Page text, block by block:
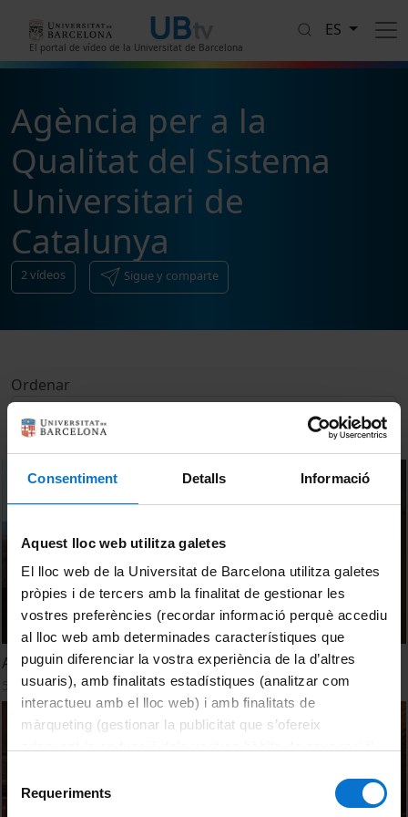
Consentiment Detalls Informació
Aquest lloc web utilitza galetes
El lloc web de la Universitat de Barcelona utilitza galetes
pròpies i de tercers amb la finalitat de gestionar les
vostres preferències (recordar informació perquè accediu
al lloc web amb determinades característiques que
puguin diferenciar la vostra experiència de la d’altres
usuaris), amb finalitats estadístiques (analitzar com
interactueu amb el lloc web) i amb finalitats de
màrqueting (gestionar la publicitat que s’ofereix
consultar laPolítica de galetes del lloc web de la
de Requeriments
El portal de vídeo de la Universitat de Barcelona
ES
Agència per a la
Qualitat del Sistema
Universitari de
Catalunya
2vídeos Sigue y comparte
Ordenar
Agències de Qualitat
5 Junio, 2014